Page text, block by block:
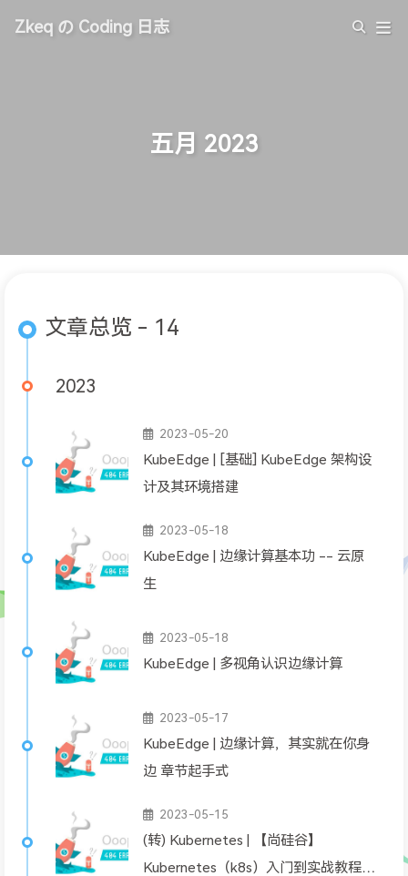
Zkeq の Coding 日志
五月 2023
文章总览 - 14
2023
2023-05-20
KubeEdge | [基础] KubeEdge 架构设
计及其环境搭建
2023-05-18
KubeEdge | 边缘计算基本功 -- 云原
生
2023-05-18
KubeEdge | 多视角认识边缘计算
2023-05-17
KubeEdge | 边缘计算，其实就在你身
边 章节起手式
2023-05-15
(转) Kubernetes | 【尚硅谷】
Kubernetes（k8s）入门到实战教程丨